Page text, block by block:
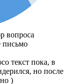
вопроса
письмо
текст пока, в
но после
)